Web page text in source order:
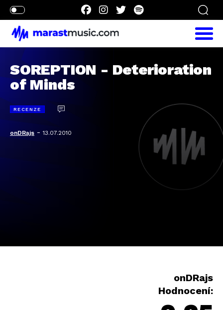
SOREPTION - Deterioration
of Minds
RECENZE
onDRajs -13.07.2010
onDRajs
Hodnocení: